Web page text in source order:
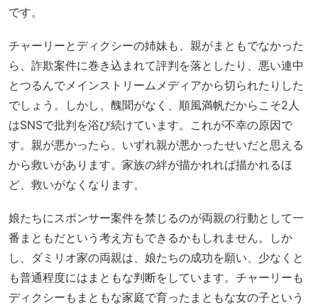
です。
チャーリーとディクシーの姉妹も、親がまともでなかった
ら、詐欺案件に巻き込まれて評判を落としたり、悪い連中
とつるんでメインストリームメディアから切られたりした
でしょう。しかし、醜聞がなく、順風満帆だからこそ2人
はSNSで批判を浴び続けています。これが不幸の原因で
す。親が悪かったら、いずれ親が悪かったせいだと思える
から救いがあります。家族の絆が描かれれば描かれるほ
ど、救いがなくなります。
娘たちにスポンサー案件を禁じるのが両親の行動として一
番まともだという考え方もできるかもしれません。しか
し、ダミリオ家の両親は、娘たちの成功を願い、少なくと
も普通程度にはまともな判断をしています。チャーリーも
ディクシーもまともな家庭で育ったまともな女の子という